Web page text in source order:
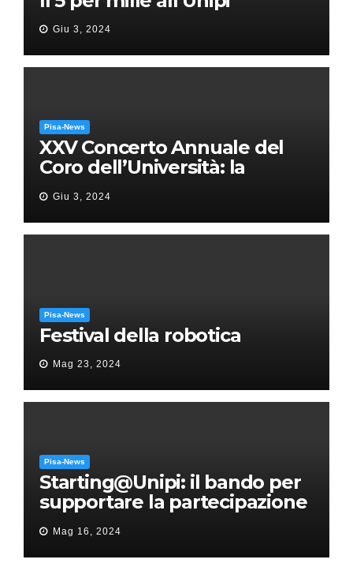
Giu 3, 2024
Pisa-News
XXV Concerto Annuale del
Coro dell’Università: la
“Messa in gloria” di Giacomo
Puccini
Giu 3, 2024
Pisa-News
Festival della robotica
Mag 23, 2024
Pisa-News
Starting@Unipi: il bando per
supportare la partecipazione
all’ERC Starting Grant
Mag 16, 2024